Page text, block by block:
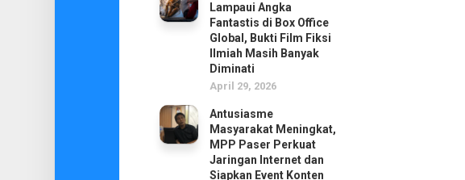
Lampaui Angka
Fantastis di Box Office
Global, Bukti Film Fiksi
Ilmiah Masih Banyak
Diminati
April 29, 2026
Antusiasme
Masyarakat Meningkat,
MPP Paser Perkuat
Jaringan Internet dan
Siapkan Event Konten